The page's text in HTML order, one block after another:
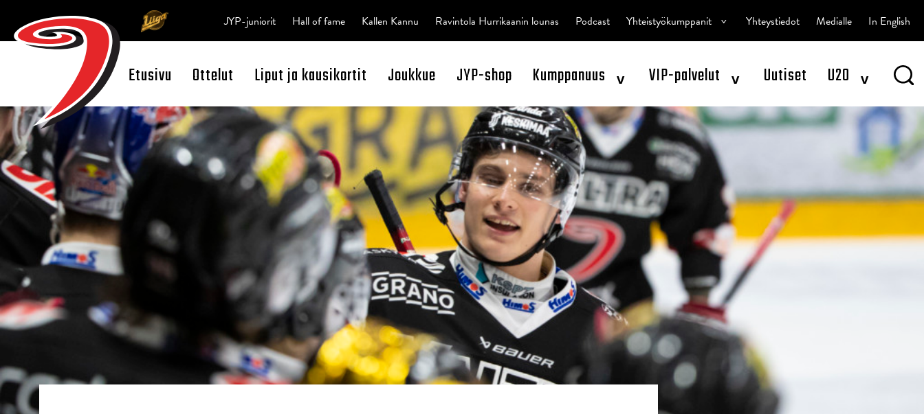
Open Search
Etusivu Ottelut Liput ja kausikortit Joukkue JYP-shop Kumppanuus ^ VIP-palvelut ^ Uutiset U20 ^
JYP-juniorit Hall of fame Kallen Kannu Ravintola Hurrikaanin lounas Podcast Yhteistyökumppanit ^ Yhteystiedot Medialle In English